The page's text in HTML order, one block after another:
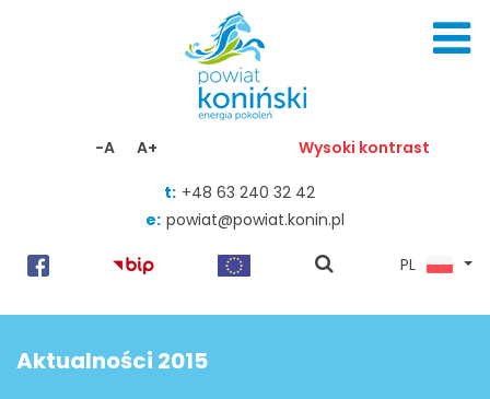
-A A+ Wysoki kontrast
t: +48 63 240 32 42
e: powiat@powiat.konin.pl
pokaż
PL
Aktualności 2015